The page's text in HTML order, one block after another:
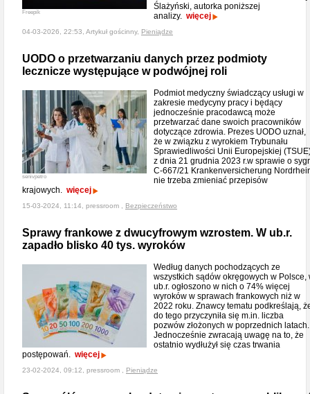
Freepik
Ślażyński, autorka poniższej
analizy. więcej
04-03-2026, 22:53, Artykuł gościnny, Pieniądze
UODO o przetwarzaniu danych przez podmioty
lecznicze występujące w podwójnej roli
senivpetro
Podmiot medyczny świadczący usługi w
zakresie medycyny pracy i będący
jednocześnie pracodawcą może
przetwarzać dane swoich pracowników
dotyczące zdrowia. Prezes UODO uznał,
że w związku z wyrokiem Trybunału
Sprawiedliwości Unii Europejskiej
z dnia 21 grudnia 2023 r.w sprawie o
C-667/21 Krankenversicherung
nie trzeba zmieniać przepisów
krajowych. więcej
15-03-2024, 11:14, pressroom , Bezpieczeństwo
Sprawy frankowe z dwucyfrowym wzrostem. W ub.r.
zapadło blisko 40 tys. wyroków
Według danych pochodzących ze
wszystkich sądów okręgowych w Polsce,
ub.r. ogłoszono w nich o 74% więcej
wyroków w sprawach frankowych niż w
2022 roku. Znawcy tematu podkreślają,
do tego przyczyniła się m.in. liczba
pozwów złożonych w poprzednich latach.
Jednocześnie zwracają uwagę na to, że
ostatnio wydłużył się czas trwania
postępowań. więcej
23-02-2024, 09:12, pressroom , Pieniądze